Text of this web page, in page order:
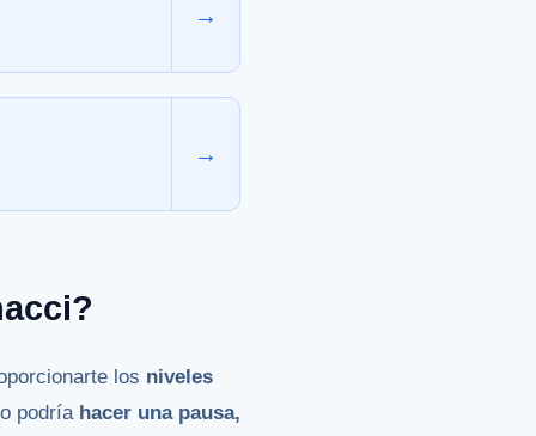
→
→
los niveles
podría hacer una pausa,